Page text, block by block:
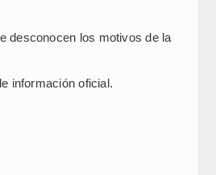
desconocen los motivos de la
información oficial.